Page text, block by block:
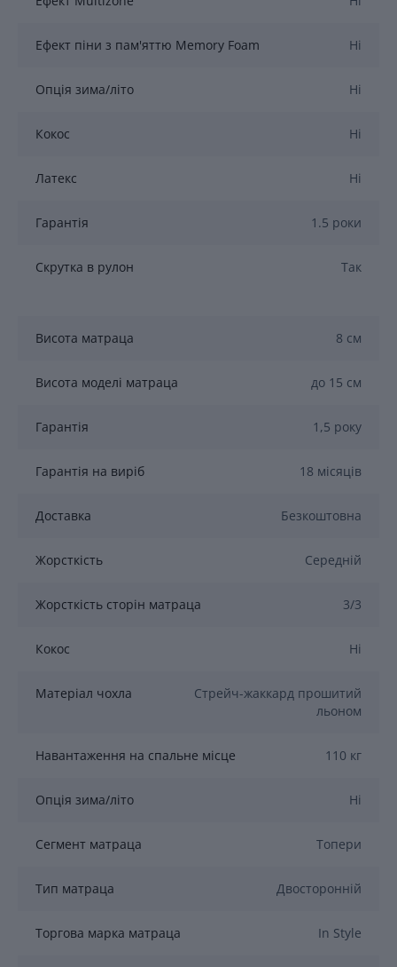
Ефект піни з пам'яттю Memory Foam Ні
Опція зима/літо Ні
Кокос Ні
Латекс Ні
Гарантія 1.5 роки
Скрутка в рулон Так
Висота матраца 8 см
Висота моделі матраца до 15 см
Гарантія 1,5 року
Гарантія на виріб 18 місяців
Доставка Безкоштовна
Жорсткість Середній
Жорсткість сторін матраца 3/3
Кокос Ні
Матеріал чохла
Стрейч-жаккард прошитий
льоном
Навантаження на спальне місце 110 кг
Опція зима/літо Ні
Сегмент матраца Топери
Тип матраца Двосторонній
Торгова марка матраца In Style